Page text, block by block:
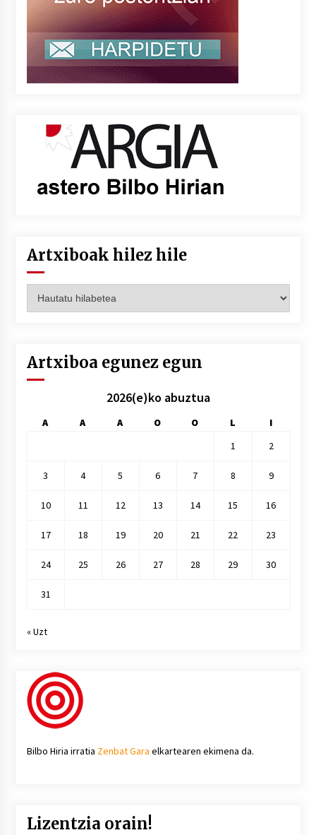
Artxiboak hilez hile
hilez
Artxiboa egunez egun
2026(e)ko abuztua
A A A O O L
I
1
2
3 4 5 6 7 8 9
10 11 12 13 14 15 16
17 18 19 20 21 22 23
24 25 26 27 28 29 30
31
« Uzt
Bilbo Hiria irratia Zenbat Gara elkartearen ekimena da.
Lizentzia orain!